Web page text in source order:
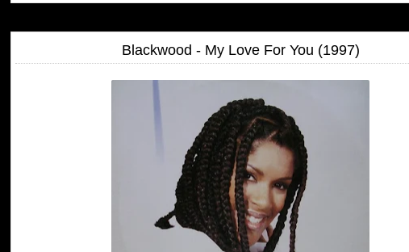
Blackwood - My Love For You (1997)